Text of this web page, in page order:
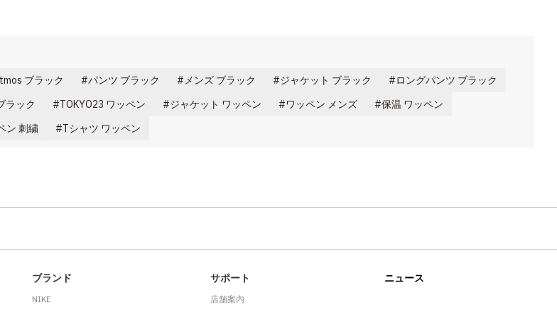
ブラック パンツ ブラック メンズ ブラック ジャケット ブラック
ロングパンツ ブラック
ラック TOKYO23 ワッペン ジャケット ワッペン ワッペン メンズ
保温 ワッペン
ン 刺繍 Tシャツ ワッペン
ブランド
NIKE
サポート
店舗案内
ニュース